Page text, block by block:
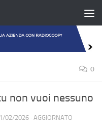
0
non vuoi nessuno
02/2026 · AGGIORNATO